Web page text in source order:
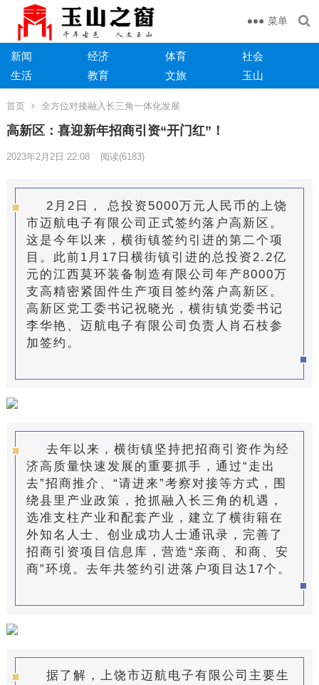
菜单
新闻 经济 体育
社会
生活
教育 文旅 玉山
首页 全方位对接融入长三角一体化发展
​高新区：喜迎新年招商引资“开门红”！
2023年2月2日 22:08 阅读(6183)
2月2日， 总投资5000万元人民币的上饶
市迈航电子有限公司正式签约落户高新区。
这是今年以来，横街镇签约引进的第二个项
目。此前1月17日横街镇引进的总投资2.2亿
元的江西莫环装备制造有限公司年产8000万
支高精密紧固件生产项目签约落户高新区。
高新区党工委书记祝晓光，横街镇党委书记
李华艳、迈航电子有限公司负责 人 肖石枝参
加签约。
去年以来，横街镇坚持把招商引资作为经
济高质量快速发展的重要抓手，通过“走出
去”招商推介、“请进来”考察对接等方式，围
绕县里产业政策，抢抓融入长三角的机遇，
选准支柱产业和配套产业，建立了横街籍在
外知名人士、创业成功人士通讯录，完善了
招商引资项目信息库，营造“亲商、和商、安
商”环境。去年共签约引进落户项目达17个。
据了解，上饶市迈航电子有限公司主要生